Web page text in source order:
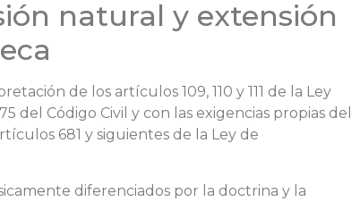
natural y extensión
de los artículos 109, 110 y 111 de la Ley
del Código Civil y con las exigencias propias del
681 y siguientes de la Ley de
diferenciados por la doctrina y la